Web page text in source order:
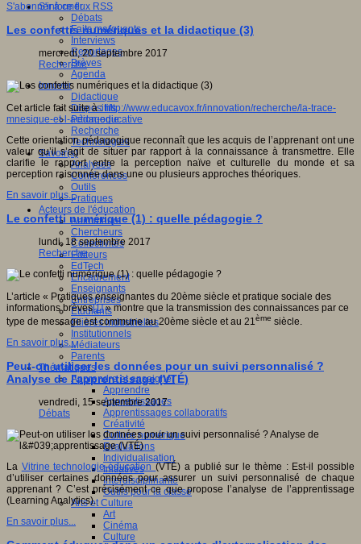
S'informer
Débats
Faits marquants
Interviews
Reportages
Brèves
Agenda
Innover
Didactique
Dispositifs
Pédagogie
Recherche
Technologies
Savoir(s)
Analyses
Conférences
Outils
Pratiques
Acteurs de l'éducation
Animateurs
Chercheurs
Collectivités
Editeurs
EdTech
Encadrement
Enseignants
Entreprises
Etudiants
Filières industrielles
Institutionnels
Médiateurs
Parents
Thématiques
Apprendre et enseigner
Apprendre
Apprentissages
Apprentissages collaboratifs
Créativité
Culture numérique
Evaluations
Individualisation
Initiatives
Interdisciplinarité
Outils pour la classe
Arts et Culture
Art
Cinéma
Culture
S'abonner à ce flux RSS
Les confettis numériques et la didactique (3)
mercredi, 20 septembre 2017
Recherche
Cet article fait suite à :http://www.educavox.fr/innovation/recherche/la-trace-
mnesique-et-l-action-educative
Cette orientation pédagogique reconnaît que les acquis de l’apprenant ont une
valeur qu’il s’agit de situer par rapport à la connaissance à transmettre. Elle
clarifie le rapport entre la perception naïve et culturelle du monde et sa
perception raisonnée dans une ou plusieurs approches théoriques.
En savoir plus...
Le confetti numérique (1) : quelle pédagogie ?
lundi, 18 septembre 2017
Recherche
L’article « Pratiques enseignantes du 20ème siècle et pratique sociale des
informations brèves[1]» montre que la transmission des connaissances par ce
type de message est commune au 20ème siècle et au 21ème siècle.
En savoir plus...
Peut-on utiliser les données pour un suivi personnalisé ?
Analyse de l'apprentissage (VTÉ)
vendredi, 15 septembre 2017
Débats
La Vitrine technologie-éducation(VTÉ) a publié sur le thème : Est-il possible
d’utiliser certaines données pour assurer un suivi personnalisé de chaque
apprenant ? C’est précisément ce que propose l’analyse de l’apprentissage
(Learning Analytics).
En savoir plus...